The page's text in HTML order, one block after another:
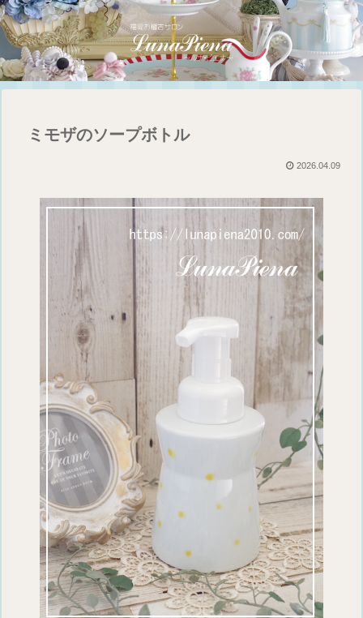
ミモザのソープボトル
2026.04.09